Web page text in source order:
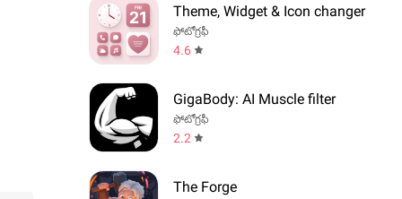
Theme, Widget & Icon changer
ఫోటోగ్రఫీ
4.6
GigaBody: AI Muscle filter
ఫోటోగ్రఫీ
2.2
The Forge